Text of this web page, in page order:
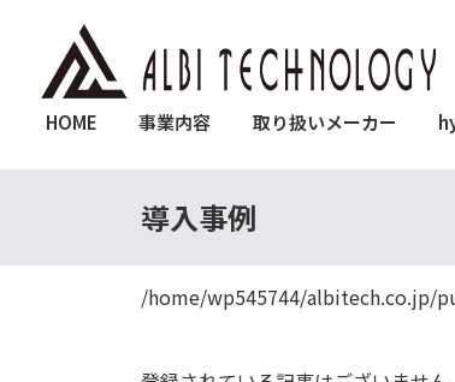
HOME 事業内容 取り扱いメーカー
導入事例
/home/wp545744/albitech.co.jp/